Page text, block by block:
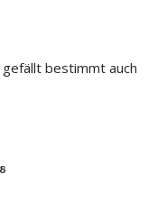
bestimmt auch